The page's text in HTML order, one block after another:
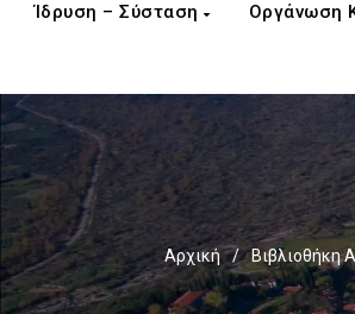
Ίδρυση – Σύσταση Οργάνωση
Αρχική / Βιβλιοθήκη